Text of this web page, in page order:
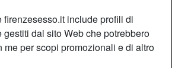
firenzesesso.it include profili di
gestiti dal sito Web che potrebbero
me per scopi promozionali e di altro
Single
Castana
Castani